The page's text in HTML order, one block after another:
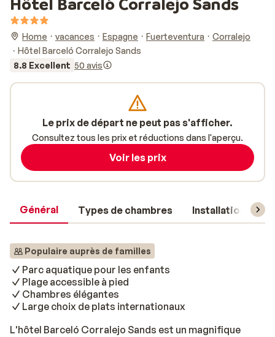
Home vacances Espagne Fuerteventura
Corralejo
Hôtel Barceló Corralejo Sands
8.8 Excellent 50 avis
Général Types de chambres Installations
Populaire auprès de familles
Parc aquatique pour les enfants
Plage accessible à pied
Chambres élégantes
Large choix de plats internationaux
L'hôtel Barceló Corralejo Sands est un magnifique
Le prix de départ ne peut pas s'afficher.
Consultez tous les prix et réductions dans l'aperçu.
Voir les prix